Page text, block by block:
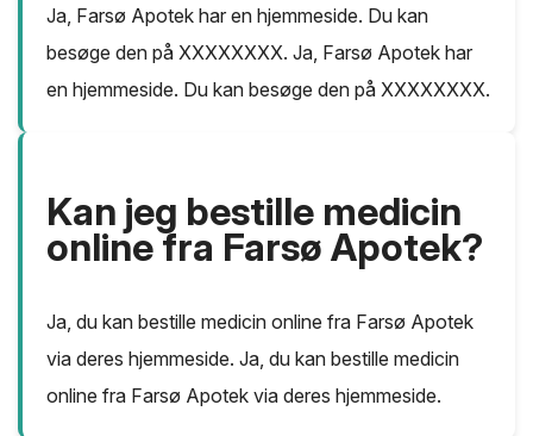
Ja, Farsø Apotek har en hjemmeside. Du kan
besøge den på XXXXXXXX. Ja, Farsø Apotek har
en hjemmeside. Du kan besøge den på XXXXXXXX.
Kan jeg bestille medicin
online fra Farsø Apotek?
Ja, du kan bestille medicin online fra Farsø Apotek
via deres hjemmeside. Ja, du kan bestille medicin
online fra Farsø Apotek via deres hjemmeside.